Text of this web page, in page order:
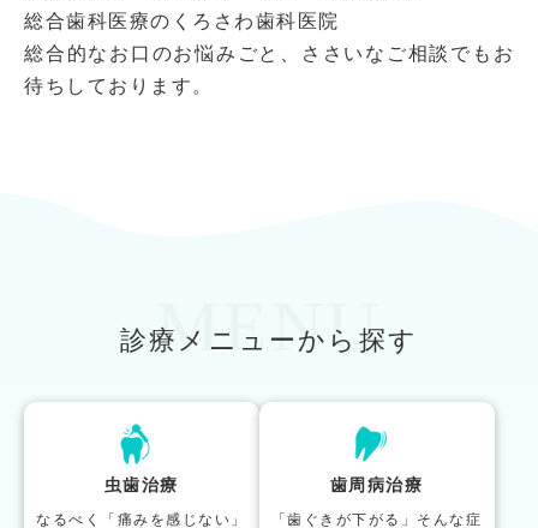
総合歯科医療のくろさわ歯科医院
総合的なお口のお悩みごと、ささいなご相談でもお
待ちしております。
MENU
診療メニューから探す
虫歯治療
なるべく「痛みを感じない」
歯周病治療
「歯ぐきが下がる」そんな症